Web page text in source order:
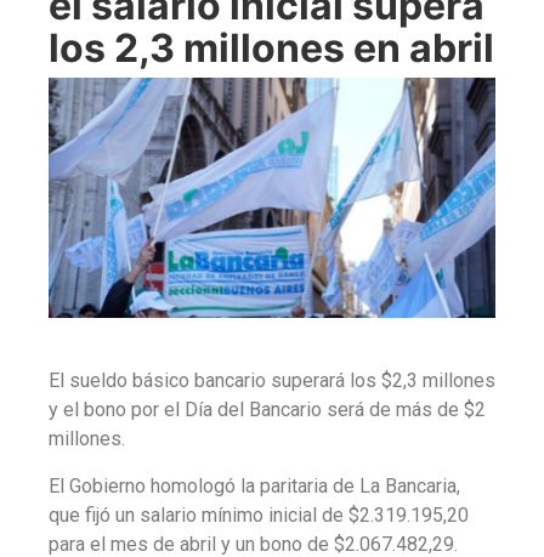
los 2,3 millones en abril
El sueldo básico bancario superará los $2,3 millones
y el bono por el Día del Bancario será de más de $2
millones.
El Gobierno homologó la paritaria de La Bancaria,
que fijó un salario mínimo inicial de $2.319.195,20
para el mes de abril y un bono de $2.067.482,29.